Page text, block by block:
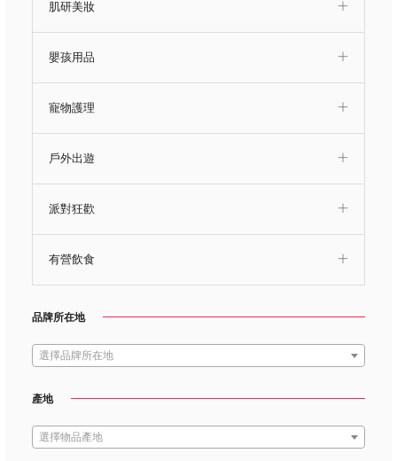
肌研美妝
嬰孩用品
寵物護理
戶外出遊
派對狂歡
有營飲食
品牌所在地
選擇品牌所在地
產地
選擇物品產地